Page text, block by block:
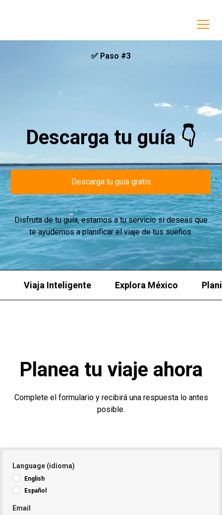
✅ Paso #3
Descarga tu guía 👇
Descarga tu guia gratis
Disfruta de tu guía, estamos a tu servicio si deseas que
te ayudemos a planificar el viaje de tus sueños.
Viaja Inteligente Explora México
Planea tu viaje ahora
Complete el formulario y recibirá una respuesta lo antes
posible.
Language (idioma)
English
Español
Email